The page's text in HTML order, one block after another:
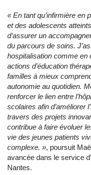
« En tant qu’infirmière en
et des adolescents
d’assurer un
du parcours de soins.
hospitalisation comme en
actions d’éducation
familles à mieux
autonomie au quotidien.
renforcer le lien entre
scolaires afin d’améliorer
travers des projets
contribue à faire évoluer
vie des jeunes patients
complexe. », poursuit
avancée dans le service
Nantes.